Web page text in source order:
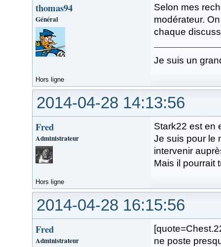
thomas94
Général
Selon mes
modérateur.
chaque
Je suis un
Hors ligne
2014-04-28 14:13:56
Fred
Administrateur
Stark22 est en
Je suis pour le
intervenir
Mais il pourrait
Hors ligne
2014-04-28 16:15:56
Fred
Administrateur
ne poste